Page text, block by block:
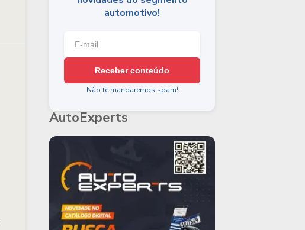
automotivo!
Receber conteúdo
Não te mandaremos spam!
AutoExperts